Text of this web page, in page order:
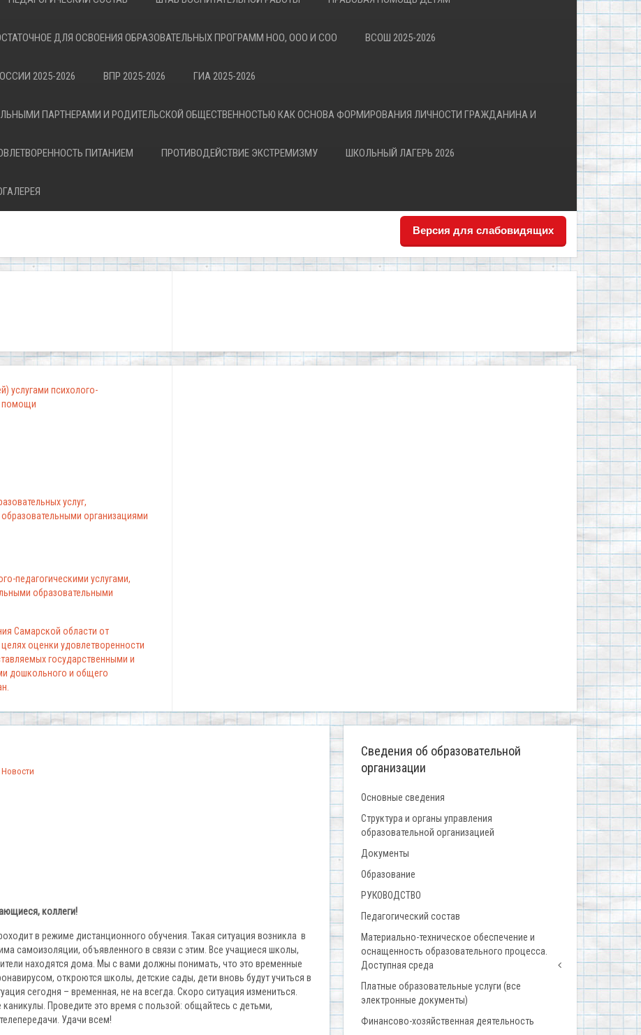
ДЛЯ ОСВОЕНИЯ ОБРАЗОВАТЕЛЬНЫХ ПРОГРАММ НОО, ООО И СОО ВСОШ 2025-2026
2025-2026 ВПР 2025-2026 ГИА 2025-2026
ПАРТНЕРАМИ И РОДИТЕЛЬСКОЙ ОБЩЕСТВЕННОСТЬЮ КАК ОСНОВА ФОРМИРОВАНИЯ ЛИЧНОСТИ ГРАЖДАНИНА И
ПИТАНИЕМ ПРОТИВОДЕЙСТВИЕ ЭКСТРЕМИЗМУ ШКОЛЬНЫЙ ЛАГЕРЬ 2026
Версия для слабовидящих
услугами психолого-
помощи
услуг,
организациями
педагогическими услугами,
образовательными
Самарской области от
оценки удовлетворенности
государственными и
дошкольного и общего
Новости
коллеги!
в режиме дистанционного обучения. Такая ситуация возникла в
самоизоляции, объявленного в связи с этим. Все учащиеся школы,
находятся дома. Мы с вами должны понимать, что это временные
откроются школы, детские сады, дети вновь будут учиться в
сегодня – временная, не на всегда. Скоро ситуация измениться.
Проведите это время с пользой: общайтесь с детьми,
Удачи всем!
Сведения об образовательной
организации
Основные сведения
Структура и органы управления
образовательной организацией
Документы
Образование
РУКОВОДСТВО
Педагогический состав
Материально-техническое обеспечение и
оснащенность образовательного процесса.
Доступная среда
Платные образовательные услуги (все
электронные документы)
Финансово-хозяйственная деятельность